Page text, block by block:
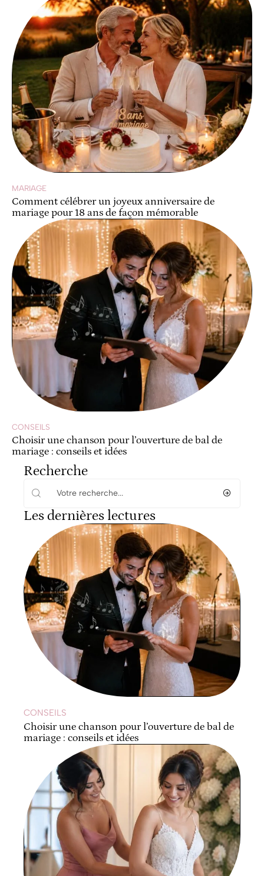
MARIAGE
Comment célébrer un joyeux anniversaire de
mariage pour 18 ans de façon mémorable
CONSEILS
Choisir une chanson pour l’ouverture de bal de
mariage : conseils et idées
Recherche
Les dernières lectures
CONSEILS
Choisir une chanson pour l’ouverture de bal de
mariage : conseils et idées